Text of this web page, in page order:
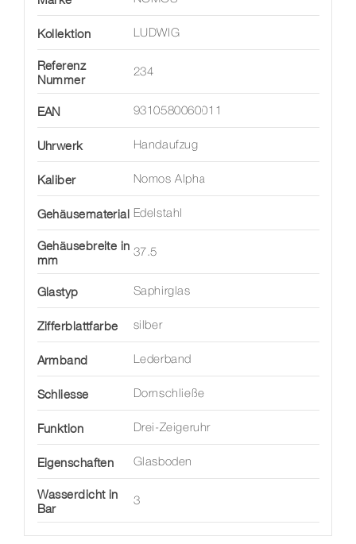
Kollektion LUDWIG
Referenz
Nummer
234
EAN 9310580060011
Uhrwerk Handaufzug
Kaliber Nomos Alpha
Gehäusematerial Edelstahl
Gehäusebreite in
mm
37.5
Glastyp Saphirglas
Zifferblattfarbe silber
Armband Lederband
Schliesse Dornschließe
Funktion Drei-Zeigeruhr
Eigenschaften Glasboden
Wasserdicht in
Bar
3